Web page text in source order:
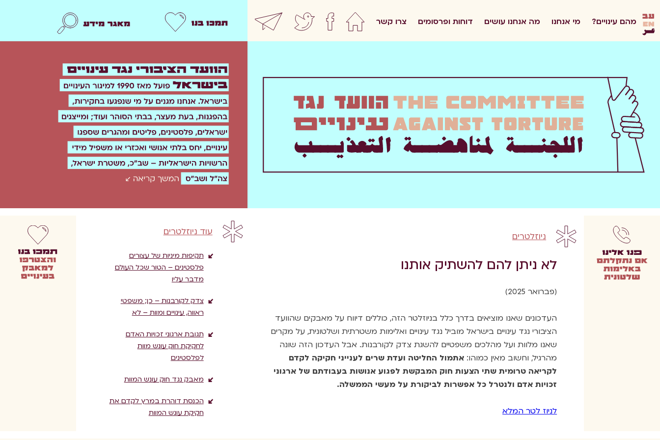
en
מהם עינויים? מי אנחנו מה אנחנו עושים דוחות ופרסומים צרו קשר home
facebook
twitter
newsletter תמכו בנו
ניוזלטרים
לא ניתן להם להשתיק אותנו
(פברואר 2025)
העדכונים שאנו מוציאים בדרך כלל בניוזלטר הזה, כוללים דיווח על מאבקים שהוועד
הציבורי נגד עינויים בישראל מוביל נגד עינויים ואלימות משטרתית ושלטונית, על מקרים
שאנו מלוות ועל מהלכים משפטיים להשגת צדק לקורבנות. אבל העדכון הזה שונה
מהרגיל, וחשוב מאין כמוהו: אתמול החליטה ועדת שרים לענייני חקיקה לקדם
לקריאה טרומית שתי הצעות חוק המבקשת לפגוע אנושות בעבודתם של ארגוני
זכויות אדם ולנטרל כל אפשרות לביקורת על מעשי הממשלה.
לניוז לטר המלא
עוד ניוזלטרים
תקיפות מיניות של עצורים
פלסטינים – הטור שכל העולם
מדבר עליו
צדק לקורבנות – כן; משפטי
ראווה, עינויים ומוות – לא
תגובת ארגוני זכויות האדם
לחקיקת חוק עונש מוות
לפלסטינים
מאבק נגד חוק עונש המוות
הכנסת דוהרת במרץ לקדם את
חקיקת עונש המוות